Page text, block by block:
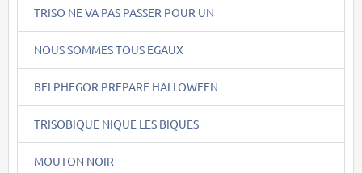
TRISO NE VA PAS PASSER POUR UN
NOUS SOMMES TOUS EGAUX
BELPHEGOR PREPARE HALLOWEEN
TRISOBIQUE NIQUE LES BIQUES
MOUTON NOIR